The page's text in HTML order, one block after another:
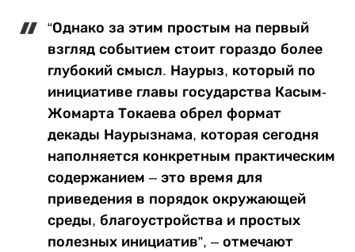
“Однако за этим простым на первый
взгляд событием стоит гораздо более
глубокий смысл. Наурыз, который по
инициативе главы государства Касым-
Жомарта Токаева обрел формат
декады Наурызнама, которая сегодня
наполняется конкретным практическим
содержанием – это время для
приведения в порядок окружающей
среды, благоустройства и простых
полезных инициатив”, – отмечают